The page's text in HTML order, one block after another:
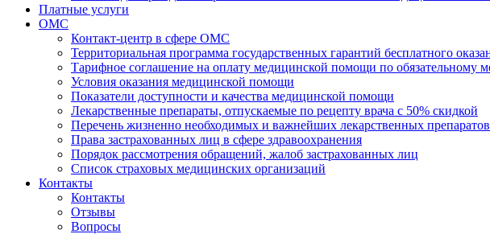
Платные услуги
ОМС
Контакт-центр в сфере ОМС
Территориальная программа государственных гарантий бесплатного
Тарифное соглашение на оплату медицинской помощи по обязательному
Условия оказания медицинской помощи
Показатели доступности и качества медицинской помощи
Лекарственные препараты, отпускаемые по рецепту врача с 50% скидкой
Перечень жизненно необходимых и важнейших лекарственных
Права застрахованных лиц в сфере здравоохранения
Порядок рассмотрения обращений, жалоб застрахованных лиц
Список страховых медицинских организаций
Контакты
Контакты
Отзывы
Вопросы